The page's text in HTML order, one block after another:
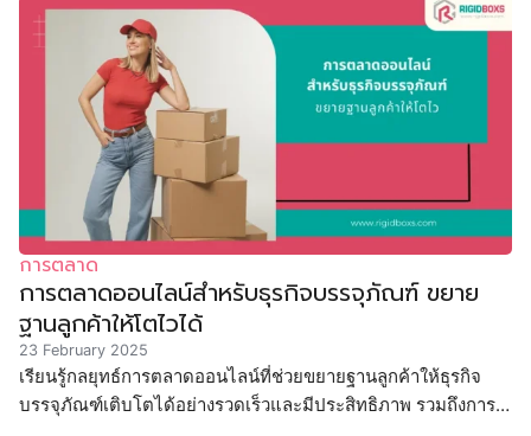
การตลาด
การตลาดออนไลน์สำหรับธุรกิจบรรจุภัณฑ์ ขยาย
ฐานลูกค้าให้โตไวได้
23 February 2025
เรียนรู้กลยุทธ์การตลาดออนไลน์ที่ช่วยขยายฐานลูกค้าให้ธุรกิจ
บรรจุภัณฑ์เติบโตได้อย่างรวดเร็วและมีประสิทธิภาพ รวมถึงการ